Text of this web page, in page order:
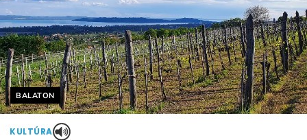
Helyszín címkék:
BALATON
KULTÚRA